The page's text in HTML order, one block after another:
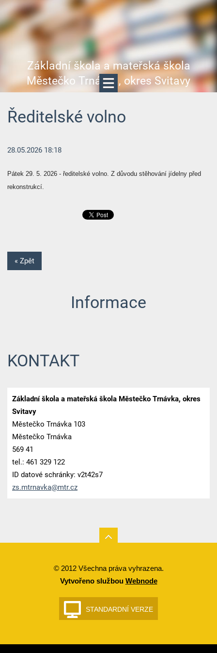
Základní škola a mateřská škola
Městečko Trnávka, okres Svitavy
Ředitelské volno
28.05.2026 18:18
Pátek 29. 5. 2026 - ředitelské volno. Z důvodu stěhování jídelny před
rekonstrukcí.
« Zpět
Informace
KONTAKT
Základní škola a mateřská škola Městečko Trnávka, okres
Svitavy
Městečko Trnávka 103
Městečko Trnávka
569 41
tel.: 461 329 122
ID datové schránky: v2t42s7
zs.mtrnavka@mtr.cz
© 2012 Všechna práva vyhrazena.
Vytvořeno službou Webnode
STANDARDNÍ VERZE